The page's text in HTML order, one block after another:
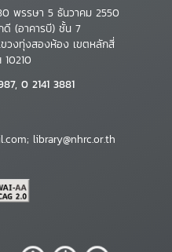
พรรษา 5 ธันวาคม 2550
ดี (อาคารบี) ชั้น 7
วงทุ่งสองห้อง เขตหลักสี่
0 2141 3881
library@nhrc.or.th